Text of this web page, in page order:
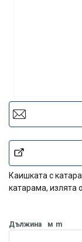
Каишката с
катарама, излята
Дължина м m